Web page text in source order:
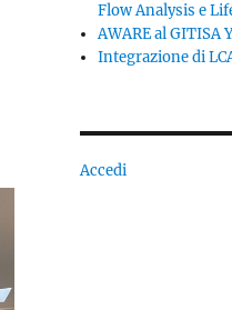
Flow Analysis e
AWARE al GITISA
Integrazione di
Accedi